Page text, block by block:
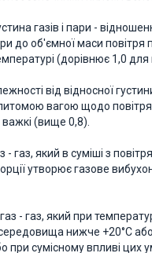
газів і пари -
до об'ємної маси повітря
(дорівнює 1,0 для
від відносної
вагою щодо повітря
(вище 0,8).
- газ, який в суміші з
утворює газове
- газ, який при
нижче +20°С
при сумісному впливі цих